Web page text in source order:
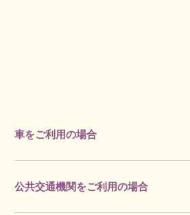
車をご利用の場合
公共交通機関をご利用の場合